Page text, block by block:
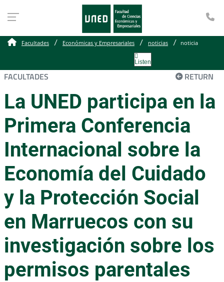
Facultades Económicas y Empresariales noticias noticia
Listen
FACULTADES RETURN
La UNED participa en la
Primera Conferencia
Internacional sobre la
Economía del Cuidado
y la Protección Social
en Marruecos con su
investigación sobre los
permisos parentales